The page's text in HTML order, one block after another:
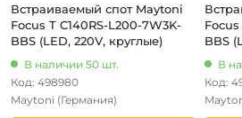
Встраиваемый спот Maytoni
Focus T C140RS-L200-7W3K-
BBS (LED, 220V, круглые)
В наличии 50 шт.
Код: 498980
Maytoni (Германия)
BBS
В
Код: